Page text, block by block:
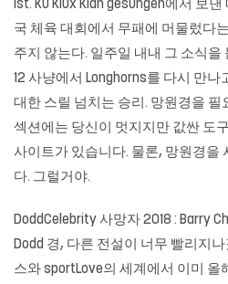
ist. Ku Klux Klan gesungen에서 보낸
국 체육 대회에서 무패에 머물렀다
주지 않는다. 일주일 내내 그 소식을
12 사냥에서 Longhorns를 다시 만나
대한 스릴 넘치는 승리. 망원경을 필
섹션에는 당신이 멋지지만 값싼 도
사이트가 있습니다. 물론, 망원경을
다. 그럴거야.
DoddCelebrity 사망자 2018 : Barry
Dodd 경, 다른 전설이 너무 빨리지
스와 sportLove의 세계에서 이미 올